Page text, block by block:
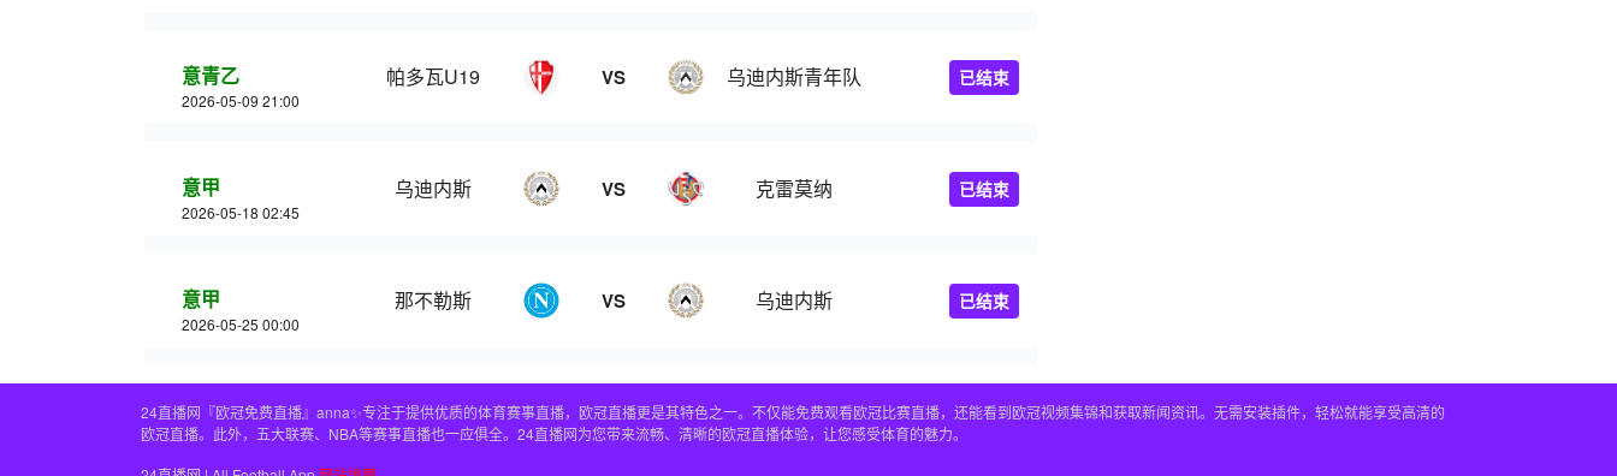
意青乙
2026-05-09 21:00
帕多瓦U19 VS 乌迪内斯青年队 已结束
意甲
2026-05-18 02:45
乌迪内斯 VS 克雷莫纳 已结束
意甲
2026-05-25 00:00
那不勒斯 VS 乌迪内斯 已结束
24直播网『欧冠免费直播』anna✨专注于提供优质的体育赛事直播，欧冠直播更是其特色之一。不仅能免费观看欧冠比赛直播，还能看到欧冠视频集锦和获取新闻资讯。无需安装插件，轻松就能享受高清的
欧冠直播。此外，五大联赛、NBA等赛事直播也一应俱全。24直播网为您带来流畅、清晰的欧冠直播体验，让您感受体育的魅力。